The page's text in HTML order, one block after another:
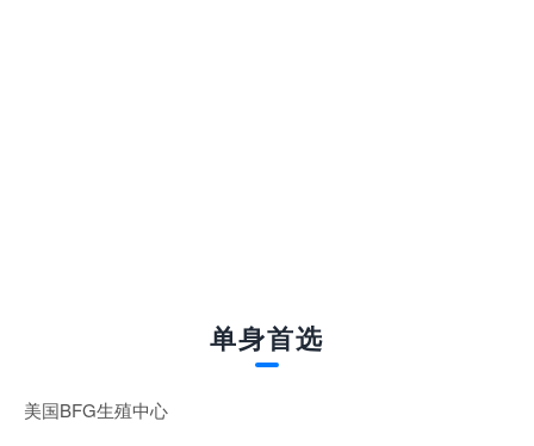
单身首选
美国BFG生殖中心